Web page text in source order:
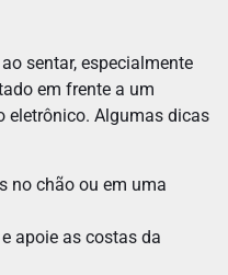
sentar, especialmente
em frente a um
eletrônico. Algumas dicas
no chão ou em uma
apoie as costas da